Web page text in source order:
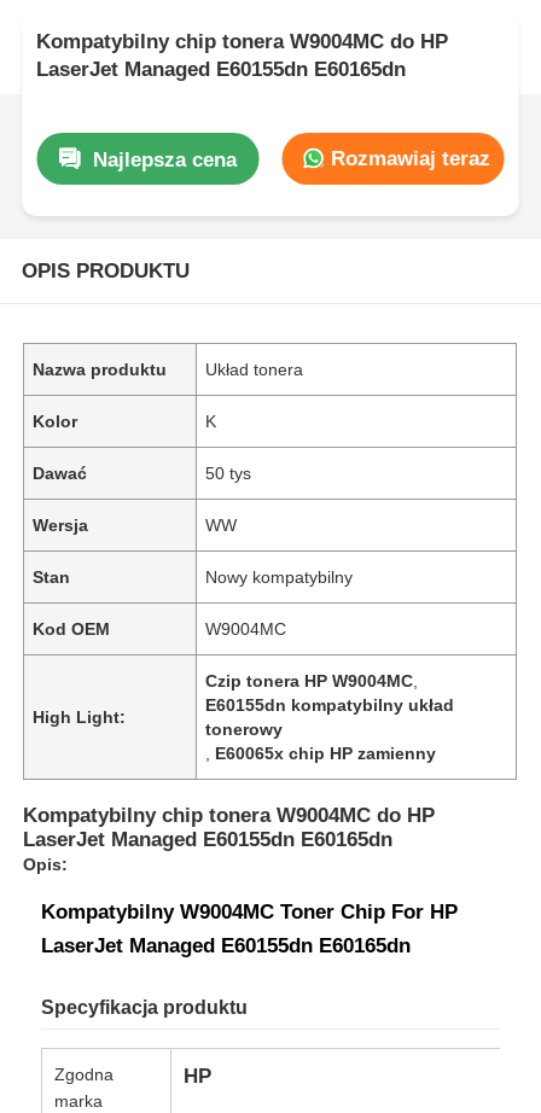
Kompatybilny chip tonera W9004MC do HP
LaserJet Managed E60155dn E60165dn
Najlepsza cena Rozmawiaj teraz
OPIS PRODUKTU
Nazwa produktu Układ tonera
Kolor K
Dawać 50 tys
Wersja WW
Stan Nowy kompatybilny
Kod OEM W9004MC
High Light:
Czip tonera HP W9004MC
E60155dn kompatybilny układ
tonerowy
E60065x chip HP zamienny
Kompatybilny chip tonera W9004MC do HP
LaserJet Managed E60155dn E60165dn
Opis:
Kompatybilny W9004MC Toner Chip For HP
LaserJet Managed E60155dn E60165dn
Specyfikacja produktu
Zgodna
marka
HP